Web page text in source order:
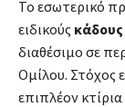
Το εσωτερικό
ειδικούςκάδους
διαθέσιμο σε
Ομίλου. Στόχος
επιπλέον